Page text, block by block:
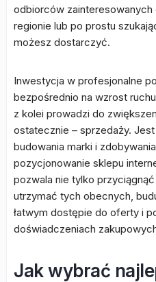
odbiorców
regionie lub po prostu
możesz dostarczyć.
Inwestycja w profesjonalne
bezpośrednio na wzrost
z kolei prowadzi do
ostatecznie – sprzedaży.
budowania marki i
pozycjonowanie sklepu
pozwala nie tylko
utrzymać tych obecnych,
łatwym dostępie do oferty i
doświadczeniach
Jak wybrać